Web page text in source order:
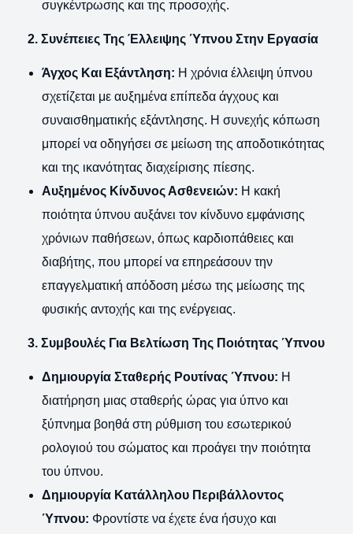
συγκέντρωσης και της προσοχής.
2. Συνέπειες Της Έλλειψης Ύπνου Στην Εργασία
Άγχος Και Εξάντληση: Η χρόνια έλλειψη ύπνου
σχετίζεται με αυξημένα επίπεδα άγχους και
συναισθηματικής εξάντλησης. Η συνεχής κόπωση
μπορεί να οδηγήσει σε μείωση της αποδοτικότητας
και της ικανότητας διαχείρισης πίεσης.
Αυξημένος Κίνδυνος Ασθενειών: Η κακή
ποιότητα ύπνου αυξάνει τον κίνδυνο εμφάνισης
χρόνιων παθήσεων, όπως καρδιοπάθειες και
διαβήτης, που μπορεί να επηρεάσουν την
επαγγελματική απόδοση μέσω της μείωσης της
φυσικής αντοχής και της ενέργειας.
3. Συμβουλές Για Βελτίωση Της Ποιότητας Ύπνου
Δημιουργία Σταθερής Ρουτίνας Ύπνου: Η
διατήρηση μιας σταθερής ώρας για ύπνο και
ξύπνημα βοηθά στη ρύθμιση του εσωτερικού
ρολογιού του σώματος και προάγει την ποιότητα
του ύπνου.
Δημιουργία Κατάλληλου Περιβάλλοντος
Ύπνου: Φροντίστε να έχετε ένα ήσυχο και